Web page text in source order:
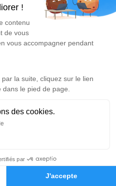
Hommages
ses petits-enfants et
le mardi 06 août 2024 à
: Crématorium du Parc
Porte de Trivaux - 92140
à recueillir vos
hommage est
Je rends hommage